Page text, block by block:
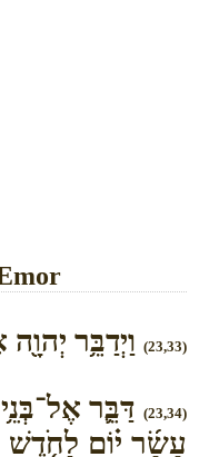
(23,33) וַיְדַבֵּ֥ר
(23,34)
דַּבֵּ֛ר
עָשָׂ֜ר י֗וֹם לַחֹ֤דֶשׁ